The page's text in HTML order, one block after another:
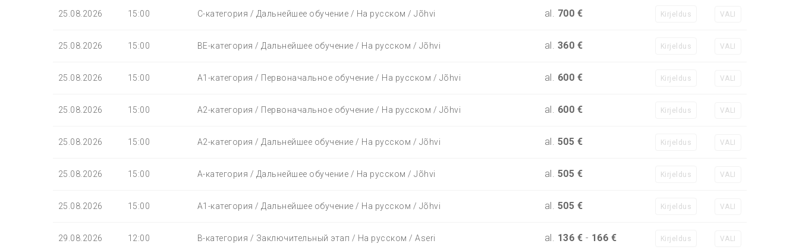
25.08.2026 15:00 С-категория / Дальнейшее обучение / На русском / Jõhvi al. 700 € Kirjeldus VALI
25.08.2026 15:00 BЕ-категория / Дальнейшее обучение / На русском / Jõhvi al. 360 € Kirjeldus VALI
25.08.2026 15:00 A1-категория / Первоначальное обучение / На русском / Jõhvi al. 600 € Kirjeldus VALI
25.08.2026 15:00 A2-категория / Первоначальное обучение / На русском / Jõhvi al. 600 € Kirjeldus VALI
25.08.2026 15:00 A2-категория / Дальнейшее обучение / На русском / Jõhvi al. 505 € Kirjeldus VALI
25.08.2026 15:00 A-категория / Дальнейшее обучение / На русском / Jõhvi al. 505 € Kirjeldus VALI
25.08.2026 15:00 A1-категория / Дальнейшее обучение / На русском / Jõhvi al. 505 € Kirjeldus VALI
29.08.2026 12:00 B-категория / Заключительный этап / На русском / Aseri al. 136 € - 166 € Kirjeldus VALI